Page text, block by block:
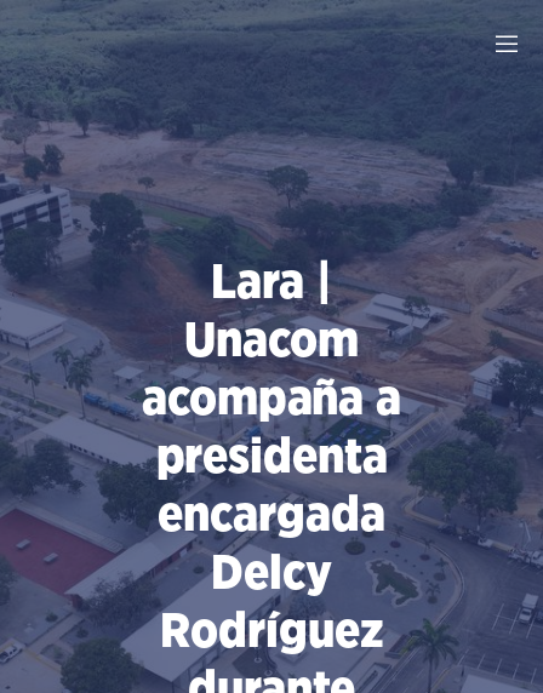
Saltar
al
contenido
Lara |
Unacom
acompaña a
presidenta
encargada
Delcy
Rodríguez